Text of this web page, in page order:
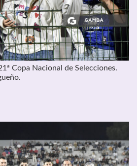
Copa Nacional de Selecciones.